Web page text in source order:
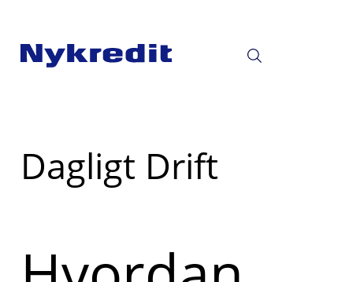
Læs
mere
Dagligt Drift